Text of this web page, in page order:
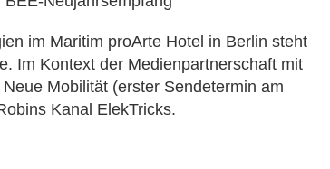
im Maritim proArte Hotel in Berlin steht
Im Kontext der Medienpartnerschaft mit
Mobilität (erster Sendetermin am
Kanal ElekTricks.